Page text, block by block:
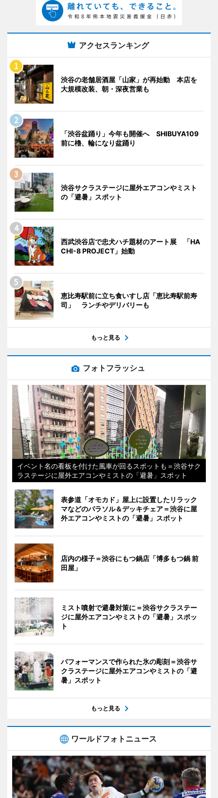
アクセスランキング
渋谷の老舗居酒屋「山家」が再始動 本店を
大規模改装、朝・深夜営業も
「渋谷盆踊り」今年も開催へ SHIBUYA109
前に櫓、輪になり盆踊り
渋谷サクラステージに屋外エアコンやミスト
の「避暑」スポット
西武渋谷店で忠犬ハチ題材のアート展 「HA
CHI-8 PROJECT」始動
恵比寿駅前に立ち食いすし店「恵比寿駅前寿
司」 ランチやデリバリーも
もっと見る
フォトフラッシュ
イベント名の看板を付けた風車が回るスポットも＝渋谷サク
ラステージに屋外エアコンやミストの「避暑」スポット
表参道「オモカド」屋上に設置したリラック
マなどのパラソル＆デッキチェア＝渋谷に屋
外エアコンやミストの「避暑」スポット
店内の様子＝渋谷にもつ鍋店「博多もつ鍋 前
田屋」
ミスト噴射で避暑対策に＝渋谷サクラステー
ジに屋外エアコンやミストの「避暑」スポッ
ト
パフォーマンスで作られた氷の彫刻＝渋谷サ
クラステージに屋外エアコンやミストの「避
暑」スポット
もっと見る
ワールドフォトニュース